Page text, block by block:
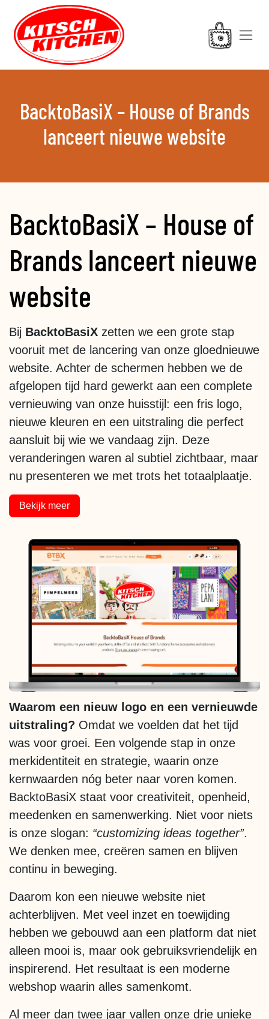
Overslaan naar inhoud
BacktoBasiX – House of Brands
lanceert nieuwe website
BacktoBasiX – House of
Brands lanceert nieuwe
website
Bij BacktoBasiX zetten we een grote stap
vooruit met de lancering van onze gloednieuwe
website. Achter de schermen hebben we de
afgelopen tijd hard gewerkt aan een complete
vernieuwing van onze huisstijl: een fris logo,
nieuwe kleuren en een uitstraling die perfect
aansluit bij wie we vandaag zijn. Deze
veranderingen waren al subtiel zichtbaar, maar
nu presenteren we met trots het totaalplaatje.
Bekijk meer
Waarom een nieuw logo en een vernieuwde
uitstraling? Omdat we voelden dat het tijd
was voor groei. Een volgende stap in onze
merkidentiteit en strategie, waarin onze
kernwaarden nóg beter naar voren komen.
BacktoBasiX staat voor creativiteit, openheid,
meedenken en samenwerking. Niet voor niets
is onze slogan: “customizing ideas together”.
We denken mee, creëren samen en blijven
continu in beweging.
Daarom kon een nieuwe website niet
achterblijven. Met veel inzet en toewijding
hebben we gebouwd aan een platform dat niet
alleen mooi is, maar ook gebruiksvriendelijk en
inspirerend. Het resultaat is een moderne
webshop waarin alles samenkomt.
Al meer dan twee jaar vallen onze drie unieke